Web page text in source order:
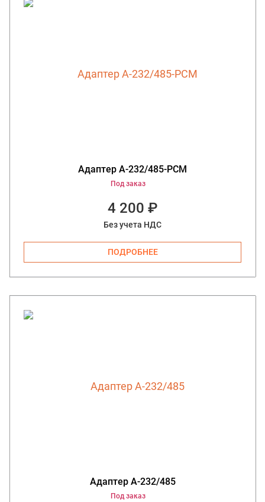
Адаптер А-232/485-РСM
Под заказ
4 200 ₽
Без учета НДС
ПОДРОБНЕЕ
Адаптер А-232/485
Под заказ